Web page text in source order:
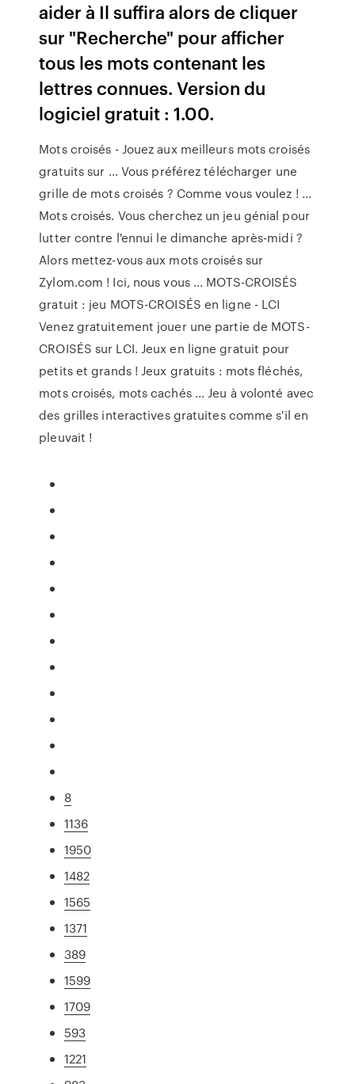
aider à Il suffira alors de cliquer
sur "Recherche" pour afficher
tous les mots contenant les
lettres connues. Version du
logiciel gratuit : 1.00.
Mots croisés - Jouez aux meilleurs mots croisés
gratuits sur ... Vous préférez télécharger une
grille de mots croisés ? Comme vous voulez ! ...
Mots croisés. Vous cherchez un jeu génial pour
lutter contre l'ennui le dimanche après-midi ?
Alors mettez-vous aux mots croisés sur
Zylom.com ! Ici, nous vous ... MOTS-CROISÉS
gratuit : jeu MOTS-CROISÉS en ligne - LCI
Venez gratuitement jouer une partie de MOTS-
CROISÉS sur LCI. Jeux en ligne gratuit pour
petits et grands ! Jeux gratuits : mots fléchés,
mots croisés, mots cachés ... Jeu à volonté avec
des grilles interactives gratuites comme s'il en
pleuvait !
8
1136
1950
1482
1565
1371
389
1599
1709
593
1221